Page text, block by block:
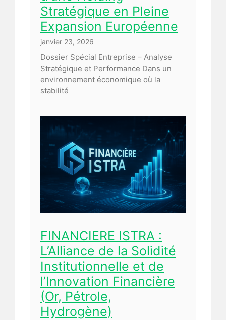
Stratégique en Pleine
Expansion Européenne
janvier 23, 2026
Dossier Spécial Entreprise – Analyse
Stratégique et Performance Dans un
environnement économique où la
stabilité
FINANCIERE ISTRA :
L’Alliance de la Solidité
Institutionnelle et de
l’Innovation Financière
(Or, Pétrole,
Hydrogène)